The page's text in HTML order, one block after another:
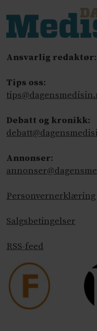
Ansvarlig redaktør
Tips oss:
Debatt og kronikk:
Annonser:
Personvernerklæring
Salgsbetingelser
RSS-feed